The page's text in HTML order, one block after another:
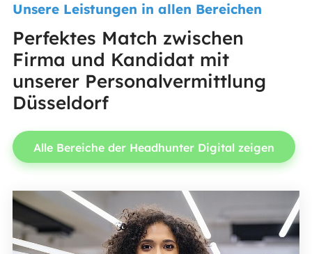
Unsere Leistungen in allen Bereichen
Perfektes Match zwischen
Firma und Kandidat mit
unserer Personalvermittlung
Düsseldorf
Alle Bereiche der Headhunter Digital zeigen